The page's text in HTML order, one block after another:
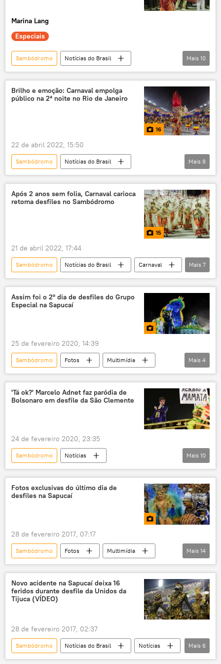
Marina Lang
Especiais
Sambódromo
Notícias do Brasil
Carnaval
folia
festa
Sapucaí
turismo
Rio de Janeiro
Brasil
América Latina
Mais 10
Brilho e emoção: Carnaval empolga
público na 2ª noite no Rio de Janeiro
16
22 de abril 2022, 15:50
Sambódromo
Notícias do Brasil
Carnaval
Rio de Janeiro
Brasil
Sapucaí
folia
festa
América do Sul
turismo COVID-19
Mais 8
Após 2 anos sem folia, Carnaval carioca
retoma desfiles no Sambódromo
15
21 de abril 2022, 17:44
Sambódromo Notícias do Brasil
Carnaval
Brasil
América Latina
América do Sul
festa
escola de samba
Mais 7
Assim foi o 2º dia de desfiles do Grupo
Especial na Sapucaí
25 de fevereiro 2020, 14:39
Sambódromo Fotos
Multimídia
fotos
escolas de samba
Sapucaí
Carnaval
Mais 4
'Tá ok?' Marcelo Adnet faz paródia de
Bolsonaro em desfile da São Clemente
24 de fevereiro 2020, 23:35
Sambódromo
Notícias
Notícias do Brasil
São Clemente
Samba
Marcelo Adnet
humor
paródia
desfile
Mais 10
Fotos exclusivas do último dia de
desfiles na Sapucaí
28 de fevereiro 2017, 07:17
Sambódromo Fotos
Multimídia
Notícias do Brasil
Notícias
Folia de 2017
Rio de Janeiro
Mangueira
Mocidade
Portela
Sapucai
escolas de samba
grupo especial
Mais 14
Novo acidente na Sapucaí deixa 16
feridos durante desfile da Unidos da
Tijuca (VÍDEO)
28 de fevereiro 2017, 02:37
Sambódromo Notícias do Brasil
Notícias
Folia de 2017
Rio de Janeiro
Mais 6